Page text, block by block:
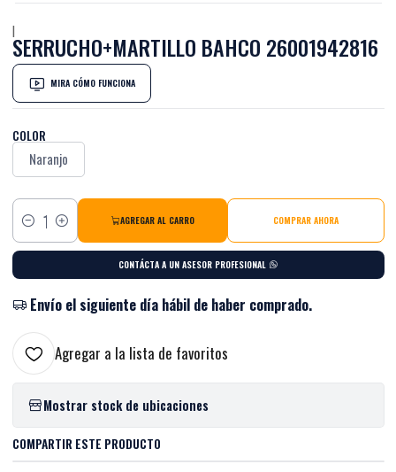
|
SERRUCHO+MARTILLO BAHCO 26001942816
MIRA CÓMO FUNCIONA
COLOR
Naranjo
Cantidad
AGREGAR AL CARRO COMPRAR AHORA
CONTÁCTA A UN ASESOR PROFESIONAL
Envío el siguiente día hábil de haber comprado.
Agregar a la lista de favoritos
Mostrar stock de ubicaciones
COMPARTIR ESTE PRODUCTO